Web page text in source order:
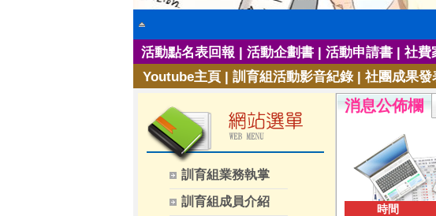
活動點名表回報 | 活動企劃書| 活動申請書| 社費
Youtube主頁 | 訓育組活動影音紀錄| 社團成果發
訓育組業務執掌
訓育組成員介紹
消息公佈欄
時間